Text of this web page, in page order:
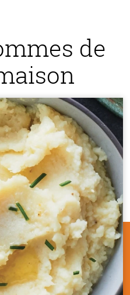
de